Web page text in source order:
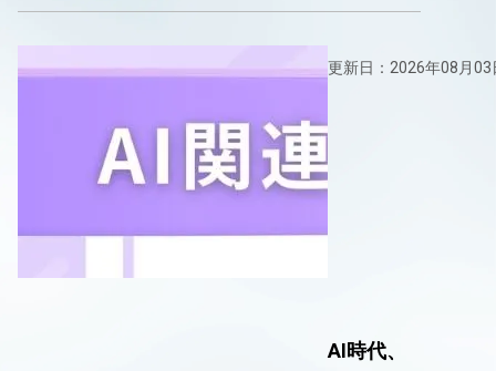
更新日：2026年08月03
AI時代、